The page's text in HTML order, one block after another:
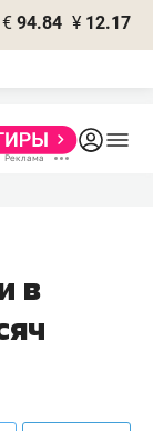
€ 94.84 ¥ 12.17
в